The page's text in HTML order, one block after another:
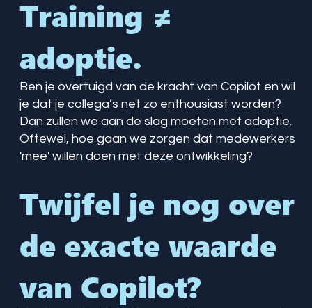
Training ≠
adoptie.
Ben je overtuigd van de kracht van Copilot en wil
je dat je collega’s net zo enthousiast worden?
Dan zullen we aan de slag moeten met adoptie.
Oftewel, hoe gaan we zorgen dat medewerkers
'mee' willen doen met deze ontwikkeling?
Twijfel je nog over
de exacte waarde
van Copilot?